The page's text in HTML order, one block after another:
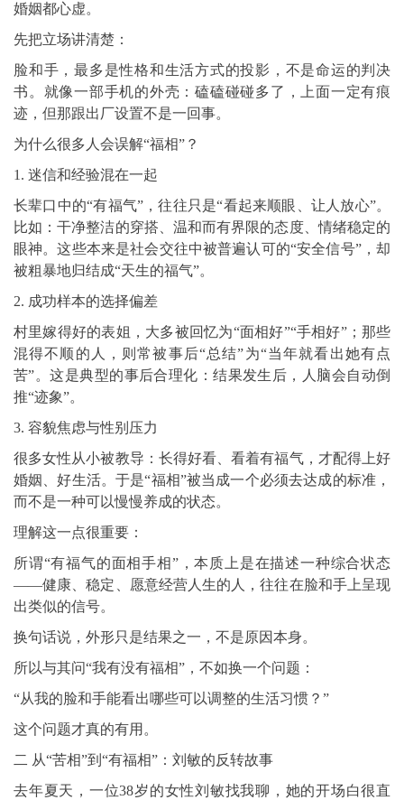
婚姻都心虚。
先把立场讲清楚：
脸和手，最多是性格和生活方式的投影，不是命运的判决
书。就像一部手机的外壳：磕磕碰碰多了，上面一定有痕
迹，但那跟出厂设置不是一回事。
为什么很多人会误解“福相”？
1. 迷信和经验混在一起
长辈口中的“有福气”，往往只是“看起来顺眼、让人放心”。
比如：干净整洁的穿搭、温和而有界限的态度、情绪稳定的
眼神。这些本来是社会交往中被普遍认可的“安全信号”，却
被粗暴地归结成“天生的福气”。
2. 成功样本的选择偏差
村里嫁得好的表姐，大多被回忆为“面相好”“手相好”；那些
混得不顺的人，则常被事后“总结”为“当年就看出她有点
苦”。这是典型的事后合理化：结果发生后，人脑会自动倒
推“迹象”。
3. 容貌焦虑与性别压力
很多女性从小被教导：长得好看、看着有福气，才配得上好
婚姻、好生活。于是“福相”被当成一个必须去达成的标准，
而不是一种可以慢慢养成的状态。
理解这一点很重要：
所谓“有福气的面相手相”，本质上是在描述一种综合状态
——健康、稳定、愿意经营人生的人，往往在脸和手上呈现
出类似的信号。
换句话说，外形只是结果之一，不是原因本身。
所以与其问“我有没有福相”，不如换一个问题：
“从我的脸和手能看出哪些可以调整的生活习惯？”
这个问题才真的有用。
二 从“苦相”到“有福相”：刘敏的反转故事
去年夏天，一位38岁的女性刘敏找我聊，她的开场白很直